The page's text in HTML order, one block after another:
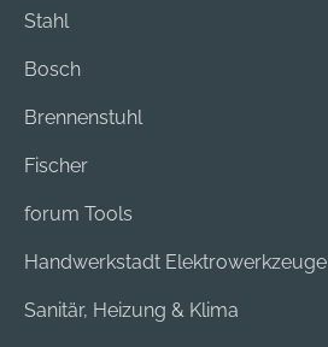
Stahl
Bosch
Brennenstuhl
Fischer
forum Tools
Handwerkstadt Elektrowerkzeuge
Sanitär, Heizung & Klima